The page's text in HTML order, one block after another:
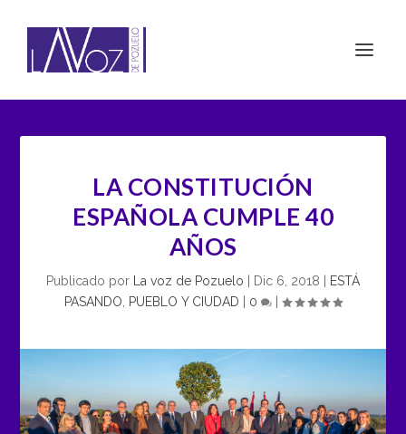
LA CONSTITUCIÓN
ESPAÑOLA CUMPLE 40
AÑOS
Publicado por La voz de Pozuelo Dic 6, 2018
ESTÁ
PASANDO
PUEBLO Y CIUDAD 0